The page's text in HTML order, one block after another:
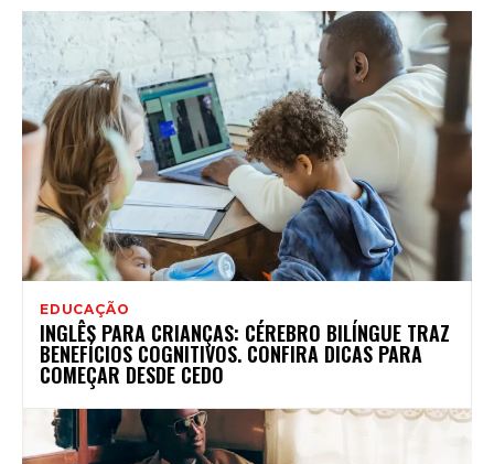
EDUCAÇÃO
INGLÊS PARA CRIANÇAS: CÉREBRO BILÍNGUE TRAZ
BENEFÍCIOS COGNITIVOS. CONFIRA DICAS PARA
COMEÇAR DESDE CEDO